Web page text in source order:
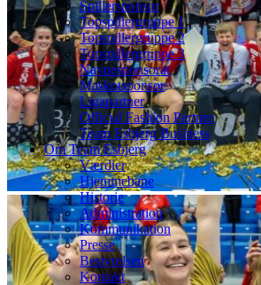
Spillersponsor
Topspillergruppe 1
Topspillergruppe 2
Topspillergruppe 3
Navnesponsorat
Maskotsponsor
Ligapartner
Official Fashion Partner
Team Esbjerg Business
Om Team Esbjerg
Værdier
Hjemmebane
Historie
Administration
Kommunikation
Presse
Bestyrelsen
Kontakt